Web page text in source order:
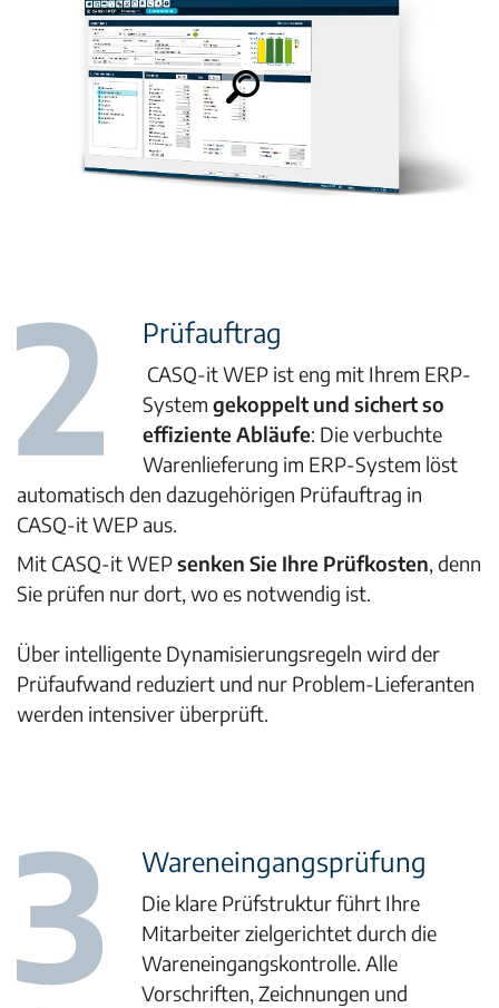
Prüfauftrag
CASQ-it WEP ist eng mit Ihrem ERP-
System gekoppelt und sichert so
effiziente Abläufe: Die verbuchte
Warenlieferung im ERP-System löst
automatisch den dazugehörigen Prüfauftrag in
CASQ-it WEP aus.
Mit CASQ-it WEPsenken Sie Ihre Prüfkosten, denn
Sie prüfen nur dort, wo es notwendig ist.
Über intelligente Dynamisierungsregeln wird der
Prüfaufwand reduziert und nur Problem-Lieferanten
werden intensiver überprüft.
Wareneingangsprüfung
Die klare Prüfstruktur führt Ihre
Mitarbeiter zielgerichtet durch die
Wareneingangskontrolle. Alle
Vorschriften, Zeichnungen und